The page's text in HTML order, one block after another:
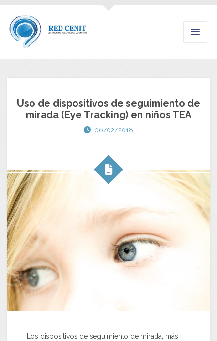
Uso de dispositivos de seguimiento de
mirada (Eye Tracking) en niños TEA
06/02/2018
Los dispositivos de seguimiento de mirada, más